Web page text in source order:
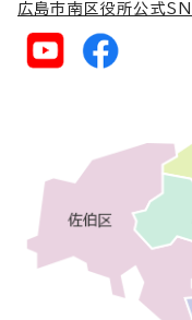
広島市南区役所公式